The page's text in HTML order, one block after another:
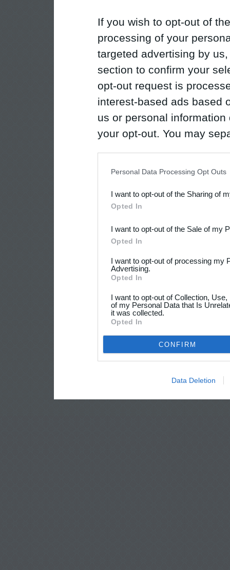
If you wish to opt-out of
processing of your
targeted advertising by
section to confirm your
opt-out request is
interest-based ads based
us or personal
your opt-out. You may
Downstream Participants
third parties.
Personal Data Processing Opt Outs
I want to opt-out of the Sharing of
Opted In
I want to opt-out of the Sale of my
Opted In
I want to opt-out of processing my
Advertising.
Opted In
I want to opt-out of Collection,
of my Personal Data that Is
it was collected.
Opted In
CONFIRM
Data Deletion